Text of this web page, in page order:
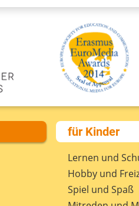
für Kinder
Lernen und
Hobby und
Spiel und Spaß